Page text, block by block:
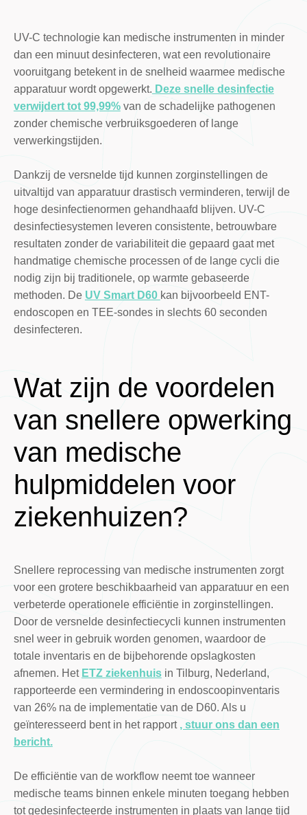
UV-C technologie kan medische instrumenten in minder
dan een minuut desinfecteren, wat een revolutionaire
vooruitgang betekent in de snelheid waarmee medische
apparatuur wordt opgewerkt. Deze snelle desinfectie
verwijdert tot 99,99%van de schadelijke pathogenen
zonder chemische verbruiksgoederen of lange
verwerkingstijden.
Dankzij de versnelde tijd kunnen zorginstellingen de
uitvaltijd van apparatuur drastisch verminderen, terwijl de
hoge desinfectienormen gehandhaafd blijven. UV-C
desinfectiesystemen leveren consistente, betrouwbare
resultaten zonder de variabiliteit die gepaard gaat met
handmatige chemische processen of de lange cycli die
nodig zijn bij traditionele, op warmte gebaseerde
methoden. De UV Smart D60 kan bijvoorbeeld ENT-
endoscopen en TEE-sondes in slechts 60 seconden
desinfecteren.
Wat zijn de voordelen
van snellere opwerking
van medische
hulpmiddelen voor
ziekenhuizen?
Snellere reprocessing van medische instrumenten zorgt
voor een grotere beschikbaarheid van apparatuur en een
verbeterde operationele efficiëntie in zorginstellingen.
Door de versnelde desinfectiecycli kunnen instrumenten
snel weer in gebruik worden genomen, waardoor de
totale inventaris en de bijbehorende opslagkosten
afnemen. Het ETZ ziekenhuisin Tilburg, Nederland,
rapporteerde een vermindering in endoscoopinventaris
van 26% na de implementatie van de D60. Als u
geïnteresseerd bent in het rapport , stuur ons dan een
bericht.
De efficiëntie van de workflow neemt toe wanneer
medische teams binnen enkele minuten toegang hebben
tot gedesinfecteerde instrumenten in plaats van lange tijd